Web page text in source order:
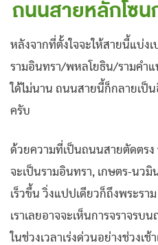
ถนนสายหลักโซน
หลังจากที่ตั้งใจจะให้สายนี้แบ่ง
รามอินทรา/พหลโยธิน/รามคำแ
ใด้ไม่นาน ถนนสายนี้ก็กลายเป็
ครับ
ด้วยความที่เป็นถนนสายตัดตรง
จะเป็นรามอินทรา, เกษตร-นวมิ
เร็วขึ้น วิ่งแปปเดียวก็ถึงพระรา
เราเลยอาจจะเห็นการจราจร
ในช่วงเวลาเร่งด่วนอย่างช่วงเช้